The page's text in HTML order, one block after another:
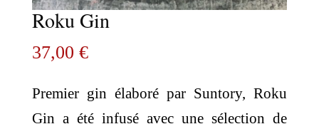
Roku Gin
37,00 €
Premier gin élaboré par Suntory, Roku
Gin a été infusé avec une sélection de